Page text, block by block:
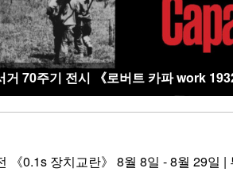
공 건축 공간의 아름다움과 사회적 의미